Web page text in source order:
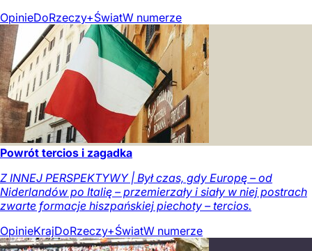
OpinieDoRzeczy+ŚwiatW numerze
Powrót tercios i zagadka
Z INNEJ PERSPEKTYWY | Był czas, gdy Europę – od
Niderlandów po Italię – przemierzały i siały w niej postrach
zwarte formacje hiszpańskiej piechoty – tercios.
OpinieKrajDoRzeczy+ŚwiatW numerze